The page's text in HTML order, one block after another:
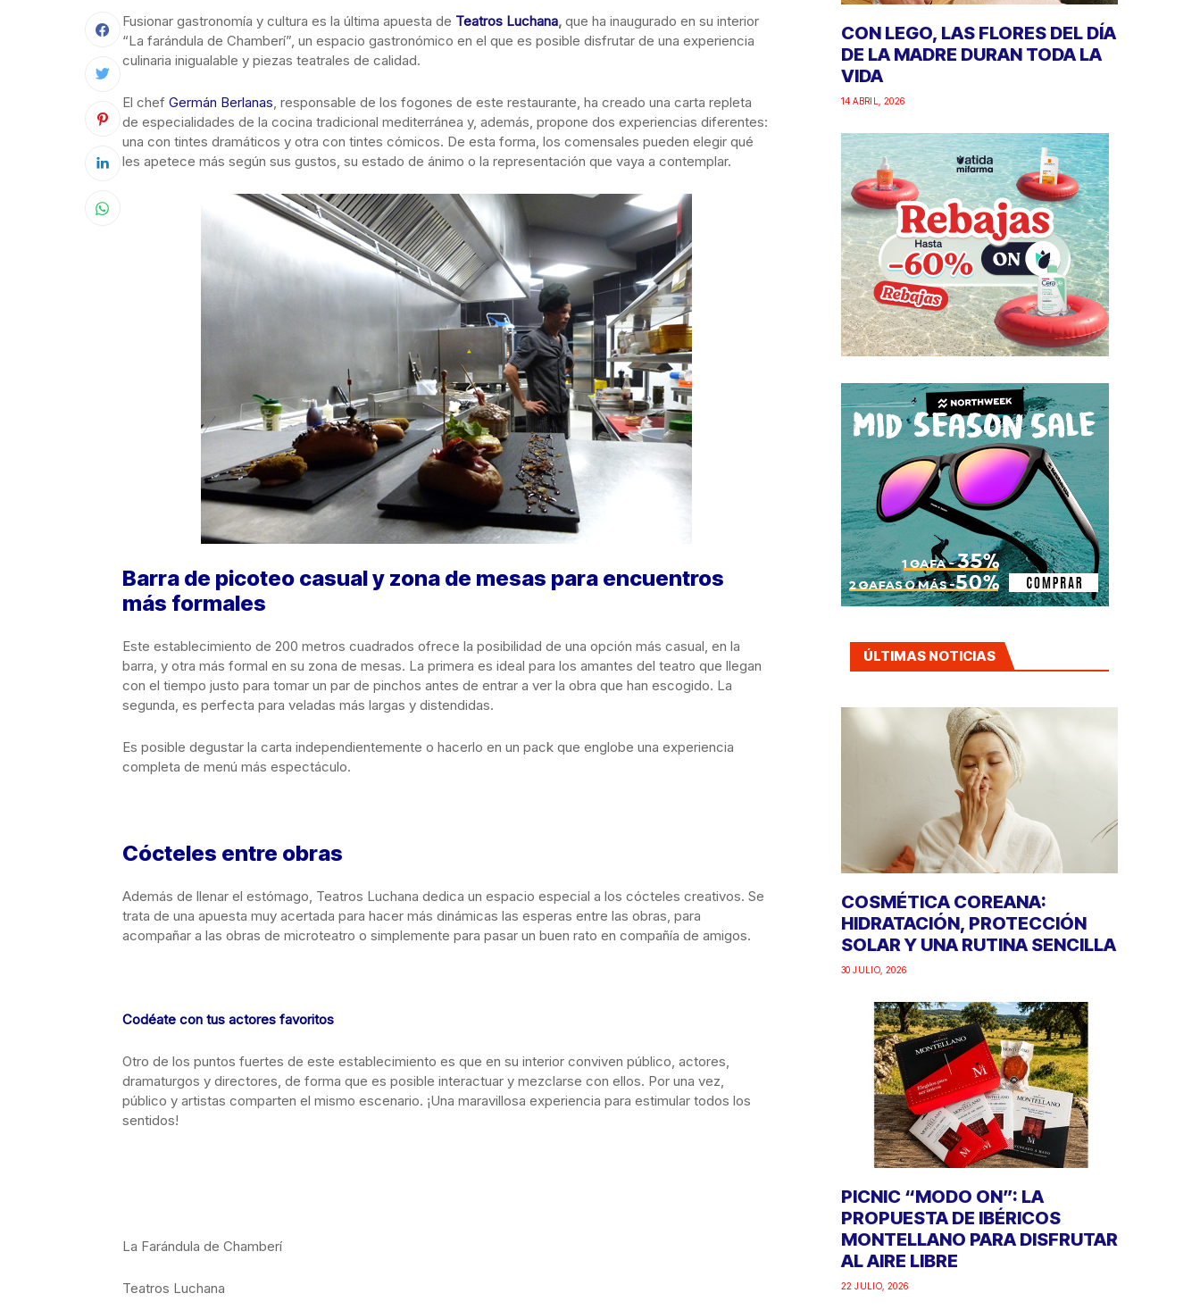
Fusionar gastronomía y cultura es la última apuesta de Teatros Luchana, que ha inaugurado en su interior
“La farándula de Chamberí”, un espacio gastronómico en el que es posible disfrutar de una experiencia
culinaria inigualable y piezas teatrales de calidad.
El chef Germán Berlanas, responsable de los fogones de este restaurante, ha creado una carta repleta
de especialidades de la cocina tradicional mediterránea y, además, propone dos experiencias diferentes:
una con tintes dramáticos y otra con tintes cómicos. De esta forma, los comensales pueden elegir qué
les apetece más según sus gustos, su estado de ánimo o la representación que vaya a contemplar.
Barra de picoteo casual y zona de mesas para encuentros
más formales
Este establecimiento de 200 metros cuadrados ofrece la posibilidad de una opción más casual, en la
barra, y otra más formal en su zona de mesas. La primera es ideal para los amantes del teatro que llegan
con el tiempo justo para tomar un par de pinchos antes de entrar a ver la obra que han escogido. La
segunda, es perfecta para veladas más largas y distendidas.
Es posible degustar la carta independientemente o hacerlo en un pack que englobe una experiencia
completa de menú más espectáculo.
Cócteles entre obras
Además de llenar el estómago, Teatros Luchana dedica un espacio especial a los cócteles creativos. Se
trata de una apuesta muy acertada para hacer más dinámicas las esperas entre las obras, para
acompañar a las obras de microteatro o simplemente para pasar un buen rato en compañía de amigos.
Codéate con tus actores favoritos
Otro de los puntos fuertes de este establecimiento es que en su interior conviven público, actores,
dramaturgos y directores, de forma que es posible interactuar y mezclarse con ellos. Por una vez,
público y artistas comparten el mismo escenario. ¡Una maravillosa experiencia para estimular todos los
sentidos!
La Farándula de Chamberí
Teatros Luchana
CON LEGO, LAS FLORES DEL DÍA
DE LA MADRE DURAN TODA LA
VIDA
14 ABRIL, 2026
ÚLTIMAS NOTICIAS
COSMÉTICA COREANA:
HIDRATACIÓN, PROTECCIÓN
SOLAR Y UNA RUTINA SENCILLA
30 JULIO, 2026
PICNIC “MODO ON”: LA
PROPUESTA DE IBÉRICOS
MONTELLANO PARA DISFRUTAR
AL AIRE LIBRE
22 JULIO, 2026